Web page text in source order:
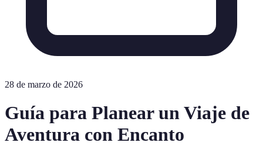
28 de marzo de 2026
Guía para Planear un Viaje de
Aventura con Encanto